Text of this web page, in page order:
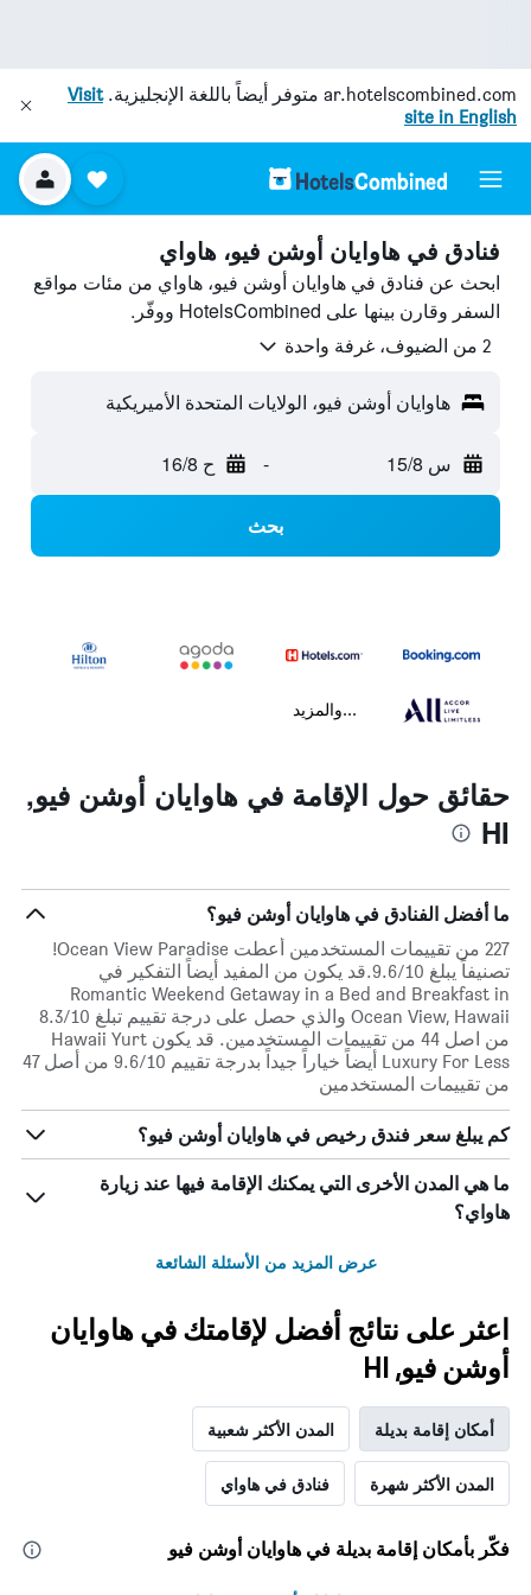
ar.hotelscombined.com متوفر أيضاً باللغة الإنجليزية.Visit
site in English
فنادق في هاوايان أوشن فيو، هاواي
ابحث عن فنادق في هاوايان أوشن فيو، هاواي من مئات مواقع
السفر وقارن بينها على HotelsCombined ووفّر.
2 من الضيوف، غرفة واحدة
هاوايان أوشن فيو، الولايات المتحدة الأميريكية
س 15/8 - ح 16/8
بحث
...والمزيد
حقائق حول الإقامة في هاوايان أوشن فيو,
HI
ما أفضل الفنادق في هاوايان أوشن فيو؟
227 من تقييمات المستخدمين أعطت Ocean View Paradise!
تصنيفاً يبلغ 9.6/10.قد يكون من المفيد أيضاً التفكير في
Romantic Weekend Getaway in a Bed and Breakfast in
Ocean View, Hawaii والذي حصل على درجة تقييم تبلغ 8.3/10
من اصل 44 من تقييمات المستخدمين. قد يكون Hawaii Yurt
Luxury For Less أيضاً خياراً جيداً بدرجة تقييم 9.6/10 من أصل 47
من تقييمات المستخدمين
كم يبلغ سعر فندق رخيص في هاوايان أوشن فيو؟
ما هي المدن الأخرى التي يمكنك الإقامة فيها عند زيارة
هاواي؟
عرض المزيد من الأسئلة الشائعة
اعثر على نتائج أفضل لإقامتك في هاوايان
أوشن فيو, HI
أمكان إقامة بديلة المدن الأكثر شعبية
المدن الأكثر شهرة فنادق في هاواي
فكّر بأمكان إقامة بديلة في هاوايان أوشن فيو